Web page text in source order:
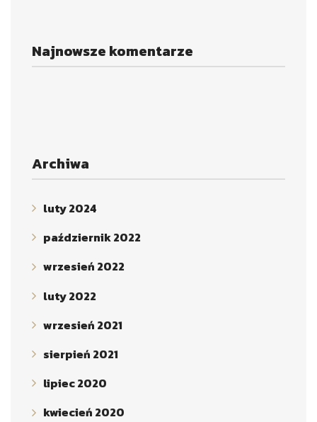
Najnowsze komentarze
Archiwa
luty 2024
październik 2022
wrzesień 2022
luty 2022
wrzesień 2021
sierpień 2021
lipiec 2020
kwiecień 2020